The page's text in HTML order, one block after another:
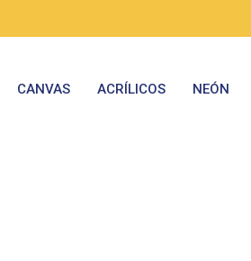
CANVAS ACRÍLICOS NEÓN